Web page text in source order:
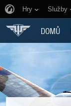
Hry Služby
DOMŮ